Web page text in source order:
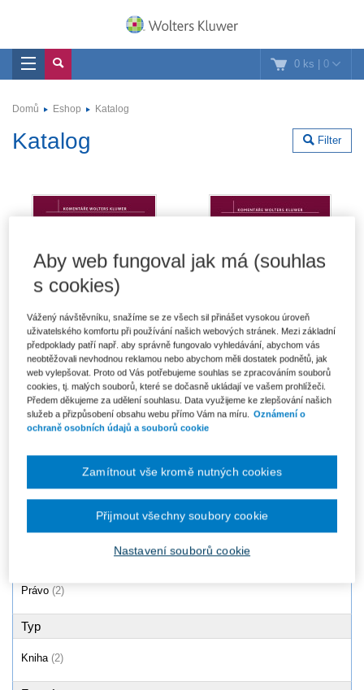
0 ks | 0
Domů Eshop Katalog
Filter
Katalog
Zákon o zdravotnických
prostředcích a diagnostických...
Od 765 Kč
Zákon o veřejném zdravotním
pojištění (č. 48/1997 Sb.).
Komentář
1 207 Kč
Právo (2)
Typ
Kniha (2)
Aby web fungoval jak má (souhlas
s cookies)
Vážený návštěvníku, snažíme se ze všech sil přinášet vysokou úroveň
uživatelského komfortu při používání našich webových stránek. Mezi základní
předpoklady patří např. aby správně fungovalo vyhledávání, abychom vás
neobtěžovali nevhodnou reklamou nebo abychom měli dostatek podnětů, jak
web vylepšovat. Proto od Vás potřebujeme souhlas se zpracováním souborů
cookies, tj. malých souborů, které se dočasně ukládají ve vašem prohlížeči.
Předem děkujeme za udělení souhlasu. Data využijeme ke zlepšování našich
služeb a přizpůsobení obsahu webu přímo Vám na míru. Oznámení o
ochraně osobních údajů a souborů cookie
Nastavení souborů cookie
Zamítnout vše kromě nutných cookies
Přijmout všechny soubory cookie